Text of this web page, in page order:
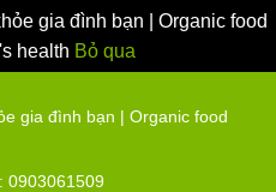
gia đình bạn | Organic food
health Bỏ qua
gia đình bạn | Organic food
0903061509